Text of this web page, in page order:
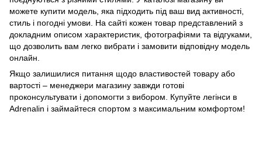
можете купити модель, яка підходить під ваш вид активності,
стиль і погодні умови. На сайті кожен товар представлений з
докладним описом характеристик, фотографіями та відгуками,
що дозволить вам легко вибрати і замовити відповідну модель
онлайн.
Якщо залишилися питання щодо властивостей товару або
вартості – менеджери магазину завжди готові
проконсультувати і допомогти з вибором. Купуйте легінси в
Adrenalin і займайтеся спортом з максимальним комфортом!